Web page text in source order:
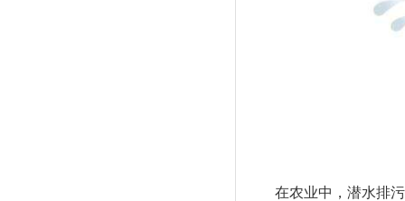
在农业中，潜水排